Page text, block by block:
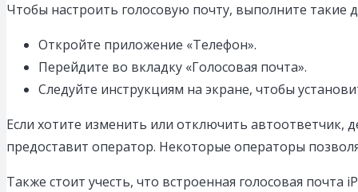
Чтобы настроить голосовую почту, выполните такие
Откройте приложение «Телефон».
Перейдите во вкладку «Голосовая почта».
Следуйте инструкциям на экране, чтобы
Если хотите изменить или отключить
предоставит оператор. Некоторые операторы
Также стоит учесть, что встроенная голосовая